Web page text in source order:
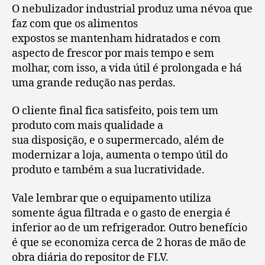
O nebulizador industrial produz uma névoa que
faz com que os alimentos
expostos se mantenham hidratados e com
aspecto de frescor por mais tempo e sem
molhar, com isso, a vida útil é prolongada e há
uma grande redução nas perdas.
O cliente final fica satisfeito, pois tem um
produto com mais qualidade a
sua disposição, e o supermercado, além de
modernizar a loja, aumenta o tempo útil do
produto e também a sua lucratividade.
Vale lembrar que o equipamento utiliza
somente água filtrada e o gasto de energia é
inferior ao de um refrigerador. Outro benefício
é que se economiza cerca de 2 horas de mão de
obra diária do repositor de FLV.